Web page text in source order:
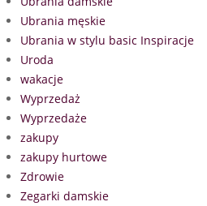
Ubrania męskie
Ubrania w stylu basic Inspiracje
Uroda
wakacje
Wyprzedaż
Wyprzedaże
zakupy
zakupy hurtowe
Zdrowie
Zegarki damskie